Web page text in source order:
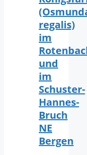
regalis)
im
und
im
Schuster-
Hannes-
Bruch
NE
Bergen